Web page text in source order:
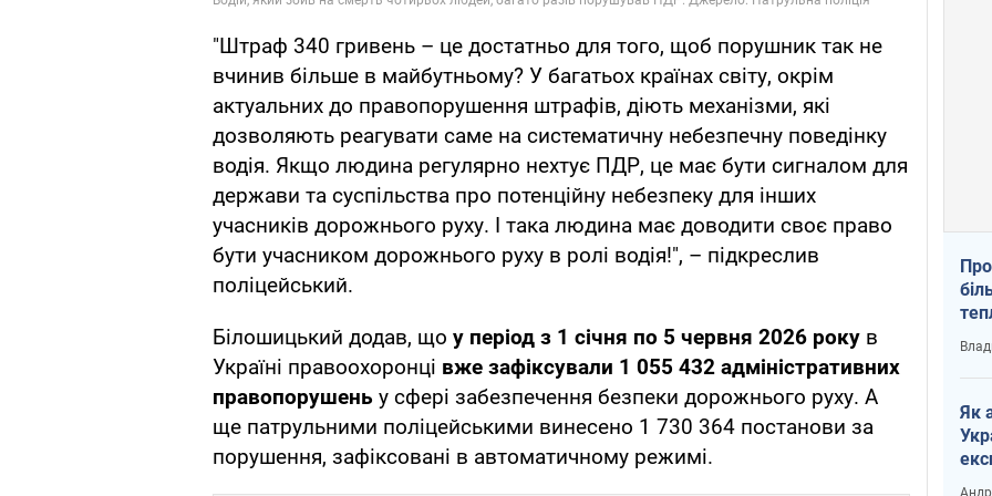
"Штраф 340 гривень – це достатньо для того, щоб порушник так не
вчинив більше в майбутньому? У багатьох країнах світу, окрім
актуальних до правопорушення штрафів, діють механізми, які
дозволяють реагувати саме на систематичну небезпечну поведінку
водія. Якщо людина регулярно нехтує ПДР, це має бути сигналом для
держави та суспільства про потенційну небезпеку для інших
учасників дорожнього руху. І така людина має доводити своє право
бути учасником дорожнього руху в ролі водія!", – підкреслив
поліцейський.
Білошицький додав, що у період з 1 січня по 5 червня 2026 року в
Україні правоохоронці вже зафіксували 1 055 432 адміністративних
правопорушень у сфері забезпечення безпеки дорожнього руху. А
ще патрульними поліцейськими винесено 1 730 364 постанови за
порушення, зафіксовані в автоматичному режимі.
у
Як